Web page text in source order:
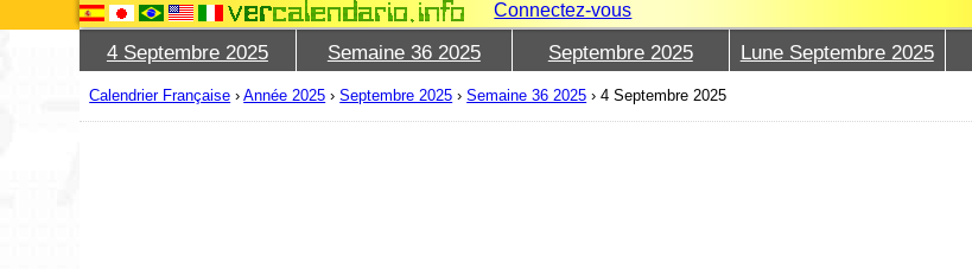
Connectez-vous
4 Septembre 2025 Semaine 36 2025 Septembre 2025 Lune Septembre 2025
Calendrier Française ›Année 2025 ›Septembre 2025 ›Semaine 36 2025 ›4 Septembre 2025